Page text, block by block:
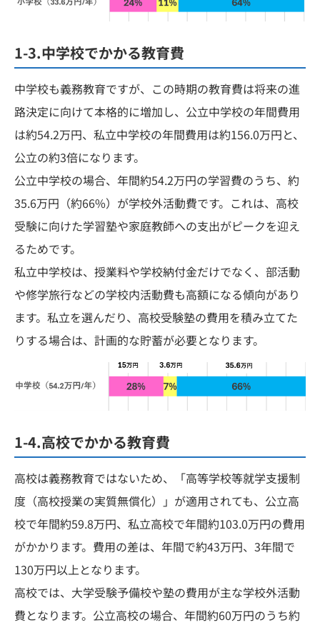
1-3.中学校でかかる教育費
中学校も義務教育ですが、この時期の教育費は将来の進
路決定に向けて本格的に増加し、公立中学校の年間費用
は約54.2万円、私立中学校の年間費用は約156.0万円と、
公立の約3倍になります。
公立中学校の場合、年間約54.2万円の学習費のうち、約
35.6万円（約66%）が学校外活動費です。これは、高校
受験に向けた学習塾や家庭教師への支出がピークを迎え
るためです。
私立中学校は、授業料や学校納付金だけでなく、部活動
や修学旅行などの学校内活動費も高額になる傾向があり
ます。私立を選んだり、高校受験塾の費用を積み立てた
りする場合は、計画的な貯蓄が必要となります。
1-4.高校でかかる教育費
高校は義務教育ではないため、「高等学校等就学支援制
度（高校授業の実質無償化）」が適用されても、公立高
校で年間約59.8万円、私立高校で年間約103.0万円の費用
がかかります。費用の差は、年間で約43万円、3年間で
130万円以上となります。
高校では、大学受験予備校や塾の費用が主な学校外活動
費となります。公立高校の場合、年間約60万円のうち約